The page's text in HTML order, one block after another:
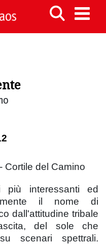
- Cortile del Camino
più interessanti ed
il nome di
dall'attitudine tribale
del sole che
scenari spettrali.